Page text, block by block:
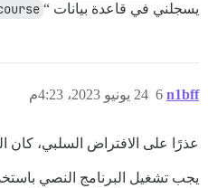
يسجلني في قاعدة بيانات “
n1bff 24 يونيو 2023، 4:23م 6
عذرًا على الافتراض السلبي، كان
يجب تشغيل البرنامج النصي